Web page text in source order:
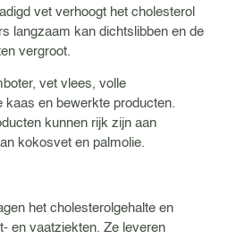
vet verhoogt het cholesterol
langzaam kan dichtslibben en de
vergroot.
vet vlees, volle
kaas en bewerkte producten.
kunnen rijk zijn aan
kokosvet en palmolie.
het cholesterolgehalte en
en vaatziekten. Ze leveren